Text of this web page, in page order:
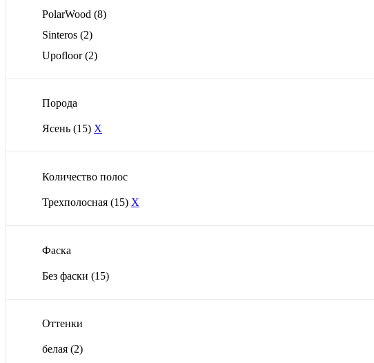
PolarWood (8)
Sinteros (2)
Upofloor(2)
Порода
Ясень (15) X
Количество полос
Трехполосная (15) X
Фаска
Без фаски (15)
Оттенки
белая (2)